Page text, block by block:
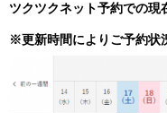
ツクツクネット予約での現
※更新時間によりご予約状